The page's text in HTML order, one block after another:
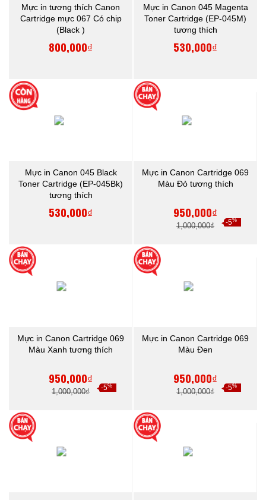
Mực in tương thích Canon
Cartridge mực 067 Có chip
(Black )
800,000₫
Mực in Canon 045 Magenta
Toner Cartridge (EP-045M)
tương thích
530,000₫
Mực in Canon 045 Black
Toner Cartridge (EP-045Bk)
tương thích
530,000₫
Mực in Canon Cartridge 069
Màu Đỏ tương thích
950,000₫
1,000,000₫ -5%
Mực in Canon Cartridge 069
Màu Xanh tương thích
950,000₫
1,000,000₫ -5%
Mực in Canon Cartridge 069
Màu Đen
950,000₫
1,000,000₫ -5%